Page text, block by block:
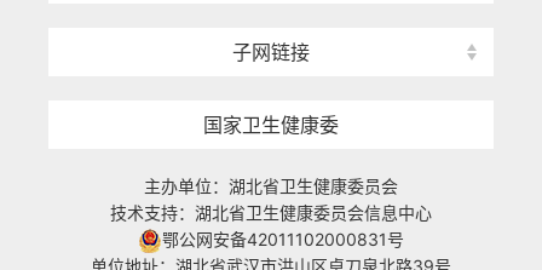
子网链接
国家卫生健康委
主办单位：湖北省卫生健康委员会
技术支持：湖北省卫生健康委员会信息中心
鄂公网安备42011102000831号